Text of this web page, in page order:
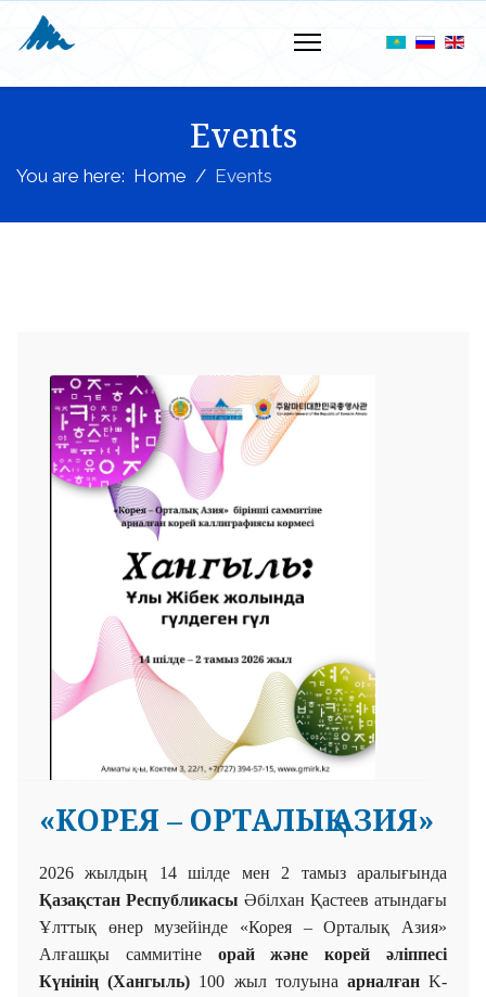
Events
You are here: Home Events
«КОРЕЯ – ОРТАЛЫҚ АЗИЯ»
2026 жылдың 14 шілде мен 2 тамыз аралығында
Қазақстан Республикасы Әбілхан Қастеев атындағы
Ұлттық өнер музейінде «Корея – Орталық Азия»
Алғашқы саммитіне орай және
корей әліппесі
Күнінің (Хангыль) 100 жыл толуына арналғанK-